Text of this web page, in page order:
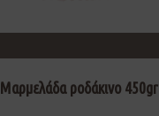
Μαρμελάδα ροδάκινο 450gr